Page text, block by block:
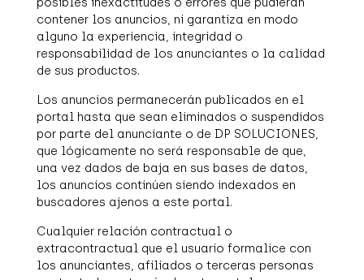
contener los anuncios, ni garantiza en modo
alguno la experiencia, integridad o
responsabilidad de los anunciantes o la calidad
de sus productos.
Los anuncios permanecerán publicados en el
portal hasta que sean eliminados o suspendidos
por parte del anunciante o de DP SOLUCIONES,
que lógicamente no será responsable de que,
una vez dados de baja en sus bases de datos,
los anuncios continúen siendo indexados en
buscadores ajenos a este portal.
Cualquier relación contractual o
extracontractual que el usuario formalice con
los anunciantes, afiliados o terceras personas